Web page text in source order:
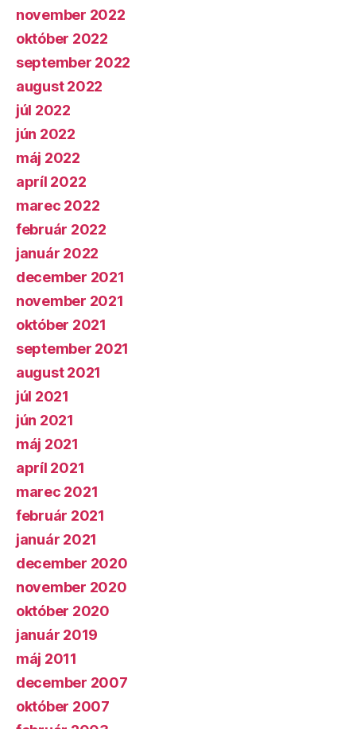
november 2022
október 2022
september 2022
august 2022
júl 2022
jún 2022
máj 2022
apríl 2022
marec 2022
február 2022
január 2022
december 2021
november 2021
október 2021
september 2021
august 2021
júl 2021
jún 2021
máj 2021
apríl 2021
marec 2021
február 2021
január 2021
december 2020
november 2020
október 2020
január 2019
máj 2011
december 2007
október 2007